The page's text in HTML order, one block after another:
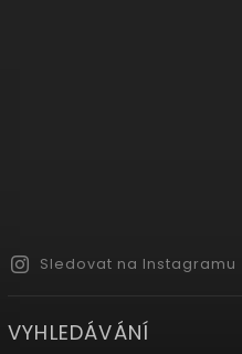
Sledovat na Instagramu
VYHLEDÁVÁNÍ